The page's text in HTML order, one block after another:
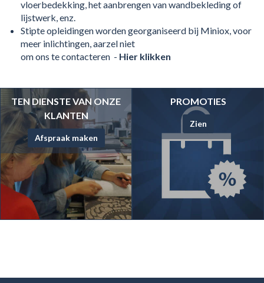
vloerbedekking, het aanbrengen van wandbekleding of
lijstwerk, enz.
Stipte opleidingen worden georganiseerd bij Miniox, voor
meer inlichtingen, aarzel niet
om ons te contacteren - Hier klikken
TEN DIENSTE VAN ONZE
KLANTEN
Afspraak maken
PROMOTIES
Zien